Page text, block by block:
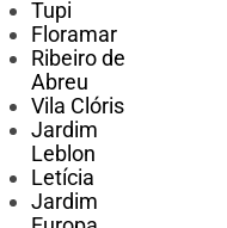
Tupi
Floramar
Ribeiro de
Abreu
Vila Clóris
Jardim
Leblon
Letícia
Jardim